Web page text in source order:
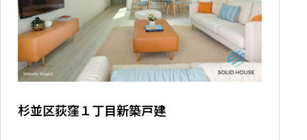
杉並区荻窪１丁目新築戸建